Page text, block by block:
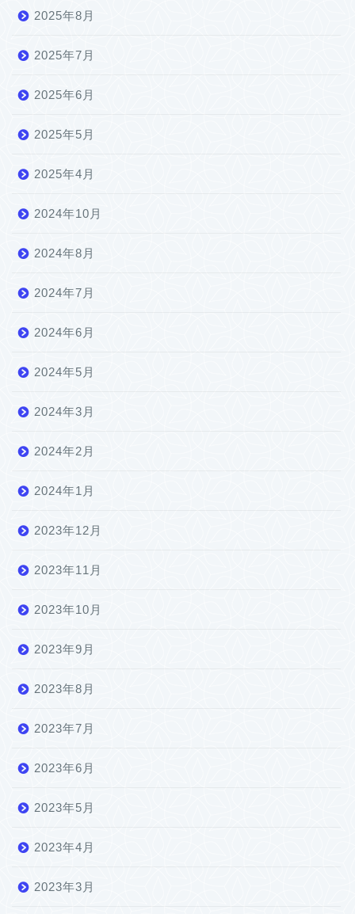
2025年8月
2025年7月
2025年6月
2025年5月
2025年4月
2024年10月
2024年8月
2024年7月
2024年6月
2024年5月
2024年3月
2024年2月
2024年1月
2023年12月
2023年11月
2023年10月
2023年9月
2023年8月
2023年7月
2023年6月
2023年5月
2023年4月
2023年3月